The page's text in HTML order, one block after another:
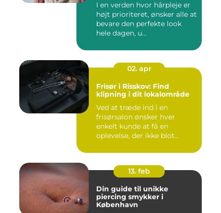
I en verden hvor hårpleje er
højt prioriteret, ønsker alle at
bevare den perfekte look
hele dagen, u...
02. apr
Frisør i Risskov: Find
klipning i dit lokalområde
Ved at træde ind i en
frisørsalon ønsker hver
enkelt kunde at få en
oplevelse, der ikke blot
13. feb
Din guide til unikke
piercing smykker i
København